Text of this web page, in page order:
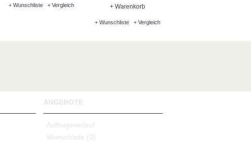
+ Wunschliste + Vergleich + Warenkorb
+ Wunschliste + Vergleich
ANGEBOTE
Auftragsverlauf
Wunschliste (0)